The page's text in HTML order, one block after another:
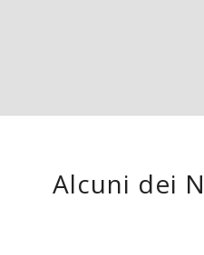
Alcuni dei